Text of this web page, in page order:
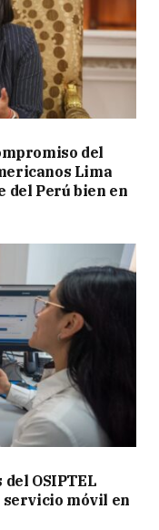
del
Lima
del Perú bien en
OSIPTEL
móvil en